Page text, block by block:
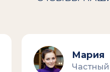
Мария